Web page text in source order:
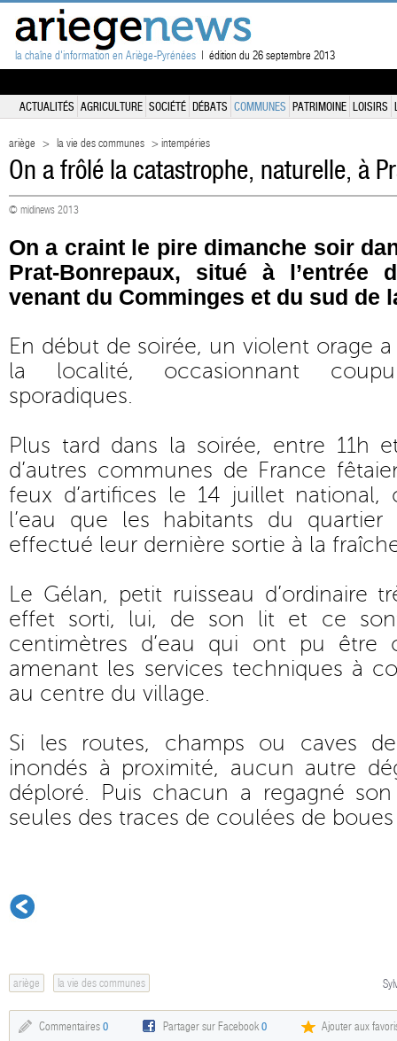
la chaîne d'information en Ariège-Pyrénées | édition du 26 septembre 2013
ACTUALITÉS AGRICULTURE SOCIÉTÉ DÉBATS COMMUNES PATRIMOINE LOISIRS
ariège > la vie des communes > intempéries
On a frôlé la catastrophe, naturelle, à
© midinews 2013
On a craint le pire dimanche soir
Prat-Bonrepaux, situé à l’entrée
venant du Comminges et du sud de
En début de soirée, un violent orage
la localité, occasionnant
sporadiques.
Plus tard dans la soirée, entre 11h
d’autres communes de France
feux d’artifices le 14 juillet national,
l’eau que les habitants du
effectué leur dernière sortie à la
Le Gélan, petit ruisseau d’ordinaire
effet sorti, lui, de son lit et ce
centimètres d’eau qui ont pu être
amenant les services techniques à
au centre du village.
Si les routes, champs ou caves
inondés à proximité, aucun autre
déploré. Puis chacun a regagné
seules des traces de coulées de
ariège la vie des communes
Commentaires 0 Partager sur Facebook0 Ajouter aux